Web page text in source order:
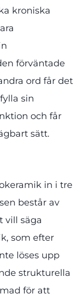
kroniska
förväntade
ord får det
sin
och får
sätt.
in i tre
består av
vill säga
som efter
löses upp
strukturella
för att